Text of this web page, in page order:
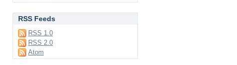
RSS Feeds
RSS 1.0
RSS 2.0
Atom